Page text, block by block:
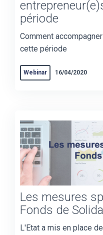
période
Comment
cette période
Webinar 16/04/2020
Les mesures
Fonds de
L'Etat a mis en place